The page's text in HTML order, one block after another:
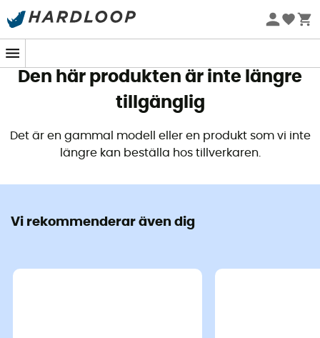
Sommarerbjudanden 🔥 -5 % EXTRA vid köp av 2 produkter*
Den här produkten är inte längre
tillgänglig
Det är en gammal modell eller en produkt som vi inte
längre kan beställa hos tillverkaren.
Vi rekommenderar även dig